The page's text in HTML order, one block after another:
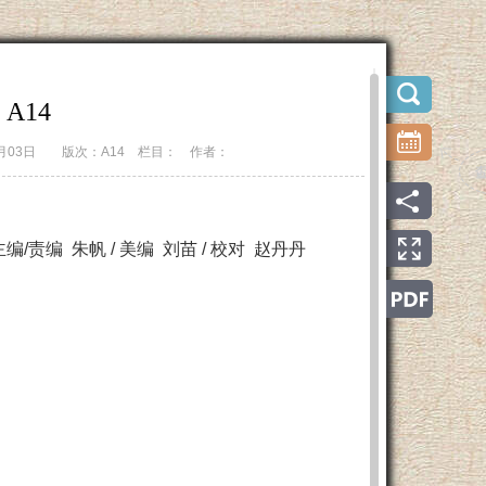
A14
03日 版次：A14 栏目： 作者：
/责编 朱帆 / 美编 刘苗 / 校对 赵丹丹